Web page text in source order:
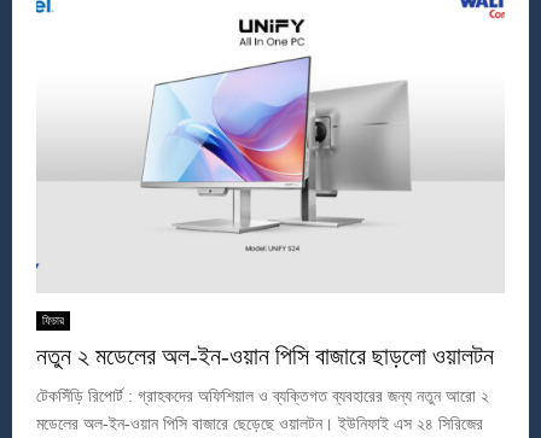
ফিচার
নতুন ২ মডেলের অল-ইন-ওয়ান পিসি বাজারে ছাড়লো ওয়ালটন
টেকসিঁড়ি রিপোর্ট : গ্রাহকদের অফিশিয়াল ও ব্যক্তিগত ব্যবহারের জন্য নতুন আরো ২
মডেলের অল-ইন-ওয়ান পিসি বাজারে ছেড়েছে ওয়ালটন। ইউনিফাই এস ২৪ সিরিজের